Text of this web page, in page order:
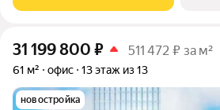
31 199 800 ₽ 511 472 ₽ за м²
61 м² офис 13 этаж из 13
новостройка